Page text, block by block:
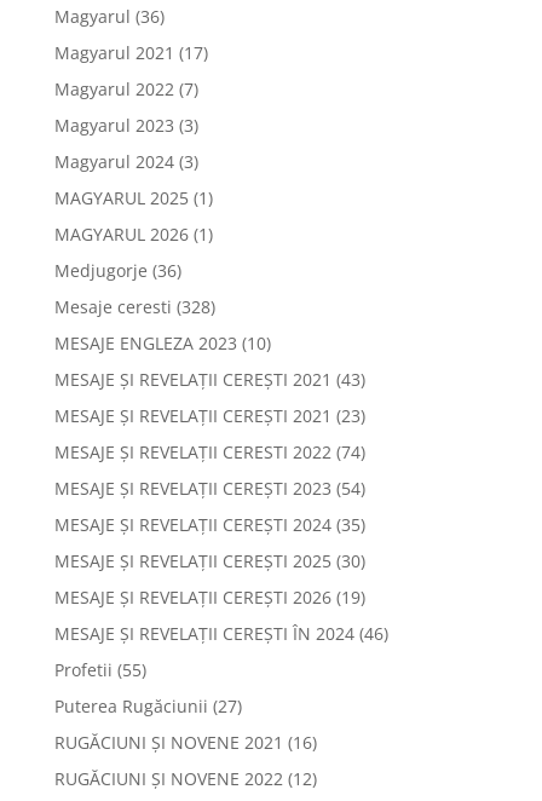
Magyarul (36)
Magyarul 2021 (17)
Magyarul 2022 (7)
Magyarul 2023 (3)
Magyarul 2024(3)
MAGYARUL 2025(1)
MAGYARUL 2026(1)
Medjugorje (36)
Mesaje ceresti (328)
MESAJE ENGLEZA 2023 (10)
MESAJE ȘI REVELAȚII CEREȘTI 2021 (43)
MESAJE ȘI REVELAȚII CEREȘTI 2021 (23)
MESAJE ȘI REVELAȚII CERESTI 2022 (74)
MESAJE ȘI REVELAȚII CEREȘTI 2023 (54)
MESAJE ȘI REVELAȚII CEREȘTI 2024(35)
MESAJE ȘI REVELAȚII CEREȘTI 2025(30)
MESAJE ȘI REVELAȚII CEREȘTI 2026(19)
MESAJE ȘI REVELAȚII CEREȘTI ÎN 2024(46)
Profetii (55)
Puterea Rugăciunii (27)
RUGĂCIUNI ȘI NOVENE 2021 (16)
RUGĂCIUNI ȘI NOVENE 2022 (12)